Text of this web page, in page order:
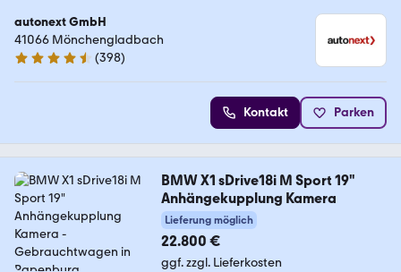
autonext GmbH
41066 Mönchengladbach
4.7 Sterne
(398)
Kontakt Parken
BMW X1 sDrive18i M Sport 19"
Anhängekupplung Kamera
Lieferung möglich
22.800 €
ggf. zzgl. Lieferkosten